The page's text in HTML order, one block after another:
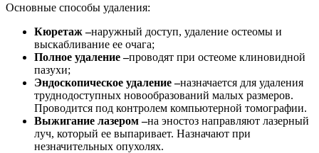
Основные способы удаления:
Кюретаж –наружный доступ, удаление остеомы и
выскабливание ее очага;
Полное удаление –проводят при остеоме клиновидной
пазухи;
Эндоскопическое удаление –назначается для удаления
труднодоступных новообразований малых размеров.
Проводится под контролем компьютерной томографии.
Выжигание лазером –на эностоз направляют лазерный
луч, который ее выпаривает. Назначают при
незначительных опухолях.